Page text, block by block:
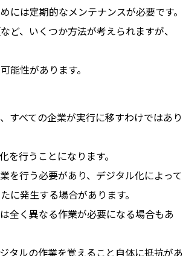
は定期的なメンテナンスが必要です。
ど、いくつか方法が考えられますが、
能性があります。
すべての企業が実行に移すわけではあり
行うことになります。
を行う必要があり、デジタル化によって
発生する場合があります。
全く異なる作業が必要になる場合もあ
タルの作業を覚えること自体に抵抗があ